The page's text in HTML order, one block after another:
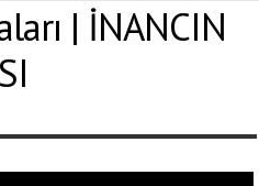
| İNANCIN